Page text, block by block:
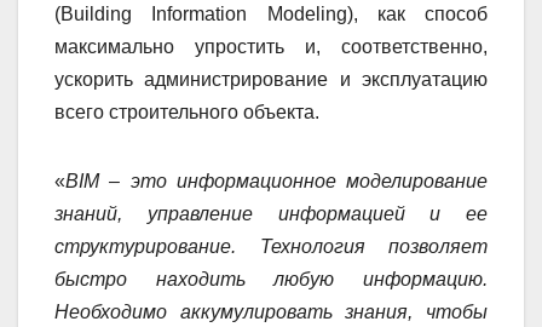
(Building Information Modeling), как способ
максимально упростить и, соответственно,
ускорить администрирование и эксплуатацию
всего строительного объекта.
«BIM – это информационное моделирование
знаний, управление информацией и ее
структурирование. Технология позволяет
быстро находить любую информацию.
Необходимо аккумулировать знания, чтобы